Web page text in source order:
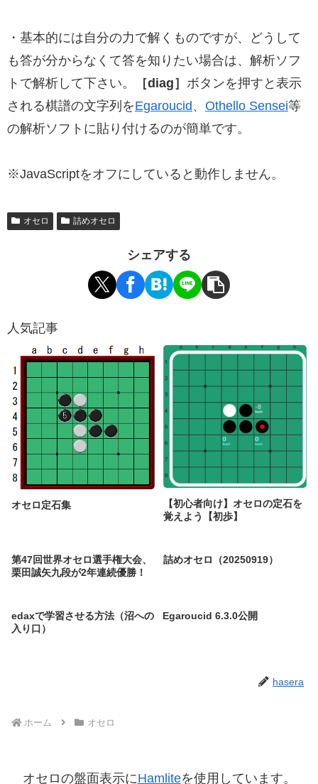
・基本的には自分の力で解くものですが、どうして
も答が分からなくて答を知りたい場合は、解析ソフ
トで解析して下さい。
［diag］ ボタンを押すと表示
される棋譜の文字列をEgaroucid、 Othello Sensei等
の解析ソフトに貼り付けるのが簡単です。
※JavaScriptをオフにしていると動作しません。
オセロ 詰めオセロ
シェアする
人気記事
オセロ定石集
【初心者向け】オセロの定石を
覚えよう【初歩】
第47回世界オセロ選手権大会、
栗田誠矢九段が2年連続優勝！
詰めオセロ（20250919）
edaxで学習させる方法（沼への
入り口）
Egaroucid 6.3.0公開
hasera
ホーム オセロ
オセロの盤面表示にHamliteを使用しています。